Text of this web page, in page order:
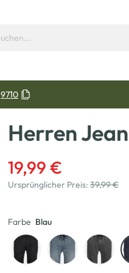
9710
Herren
19,99 €
Ursprünglicher Preis: 39,99 €
Farbe Blau